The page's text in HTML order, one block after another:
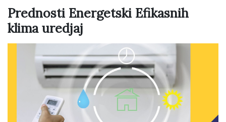
Prednosti Energetski Efikasnih
klima uredjaj